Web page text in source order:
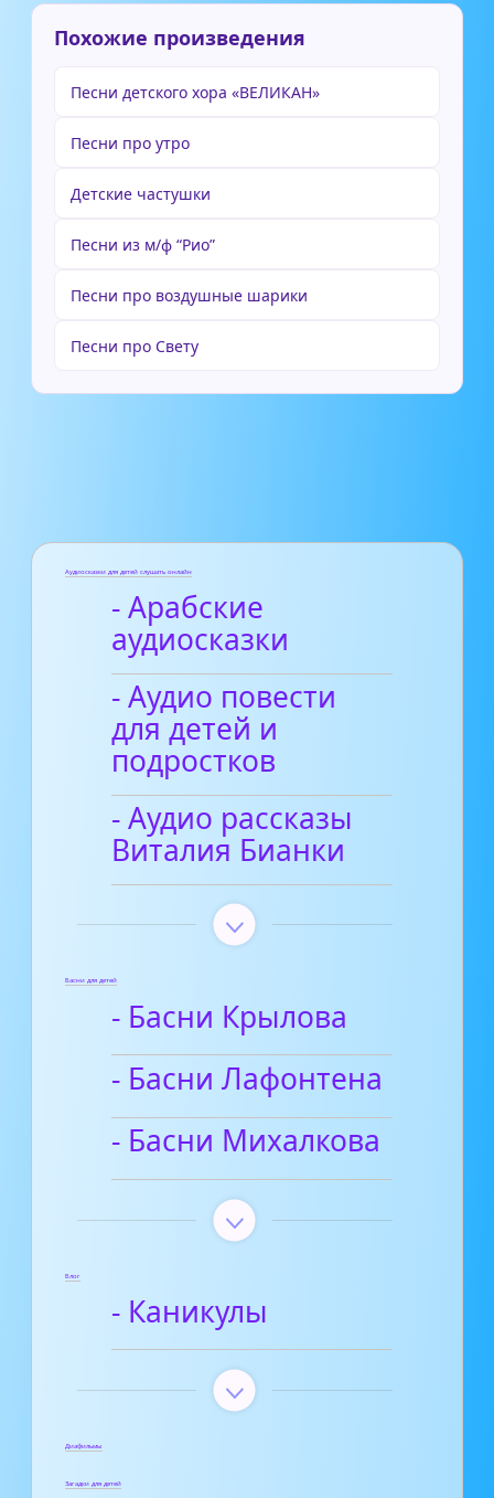
Похожие произведения
Песни детского хора «ВЕЛИКАН»
Песни про утро
Детские частушки
Песни из м/ф “Рио”
Песни про воздушные шарики
Песни про Свету
Аудиосказки для детей слушать онлайн
- Арабские
аудиосказки
- Аудио повести
для детей и
подростков
- Аудио рассказы
Виталия Бианки
Басни для детей
- Басни Крылова
- Басни Лафонтена
- Басни Михалкова
Блог
- Каникулы
Диафильмы
Загадки для детей